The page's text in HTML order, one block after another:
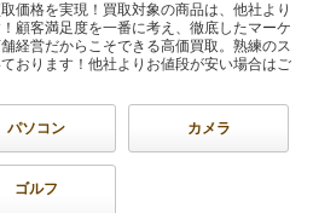
価格を実現！買取対象の商品は、他社より
顧客満足度を一番に考え、徹底したマーケ
経営だからこそできる高価買取。熟練のス
おります！他社よりお値段が安い場合はご
パソコン カメラ
ゴルフ